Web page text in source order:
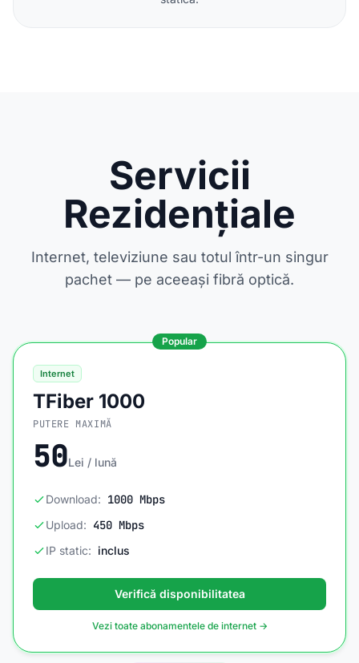
Servicii
Rezidențiale
Internet, televiziune sau totul într-un singur
pachet — pe aceeași fibră optică.
Popular
Internet
TFiber 1000
PUTERE MAXIMĂ
50Lei / lună
Download: 1000 Mbps
Upload: 450 Mbps
IP static: inclus
Verifică disponibilitatea
Vezi toate abonamentele de internet →